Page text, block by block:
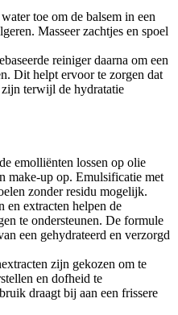
toe om de balsem in een
Masseer zachtjes en spoel
reiniger daarna om een
Dit helpt ervoor te zorgen dat
terwijl de hydratatie
emolliënten lossen op olie
make-up op. Emulsificatie met
zonder residu mogelijk.
en extracten helpen de
te ondersteunen. De formule
een gehydrateerd en verzorgd
zijn gekozen om te
en dofheid te
draagt bij aan een frissere